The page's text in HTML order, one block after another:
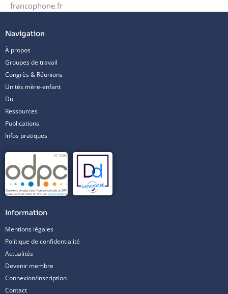
francophone.fr
Navigation
À propos
Groupes de travail
Congrès & Réunions
Unités mère-enfant
Du
Ressources
Publications
Infos pratiques
Information
Mentions légales
Politique de confidentialité
Actualités
Devenir membre
Connexion/Inscription
Contact